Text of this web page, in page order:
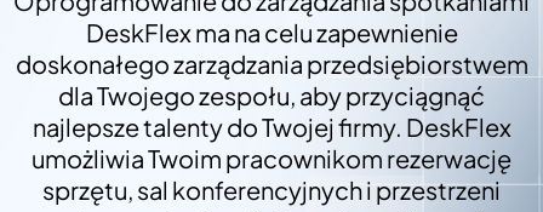
DeskFlex ma na celu zapewnienie
doskonałego zarządzania przedsiębiorstwem
dla Twojego zespołu, aby przyciągnąć
najlepsze talenty do Twojej firmy. DeskFlex
umożliwia Twoim pracownikom rezerwację
sprzętu, sal konferencyjnych i przestrzeni